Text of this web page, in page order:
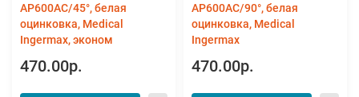
AP600AC/45°, белая
оцинковка, Medical
Ingermax, эконом
470.00р.
AP600AC/90°, белая
оцинковка, Medical
Ingermax
470.00р.